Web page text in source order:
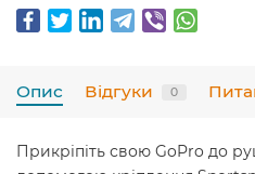
Опис Відгуки 0
Прикріпіть свою GoPro до